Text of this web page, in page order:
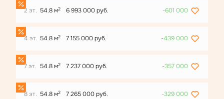
2 эт. 54.8 м2 6 993 000 руб. -601 000
4 эт. 54.8 м2 7 155 000 руб. -439 000
7 эт. 54.8 м2 7 237 000 руб. -357 000
8 эт. 54.8 м2 7 265 000 руб. -329 000